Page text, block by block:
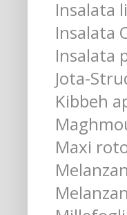
Insalata
Insalata
Insalata
Jota-
Kibbeh
Maxi